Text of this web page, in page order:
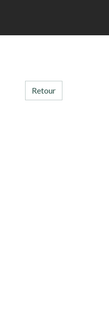
Retour